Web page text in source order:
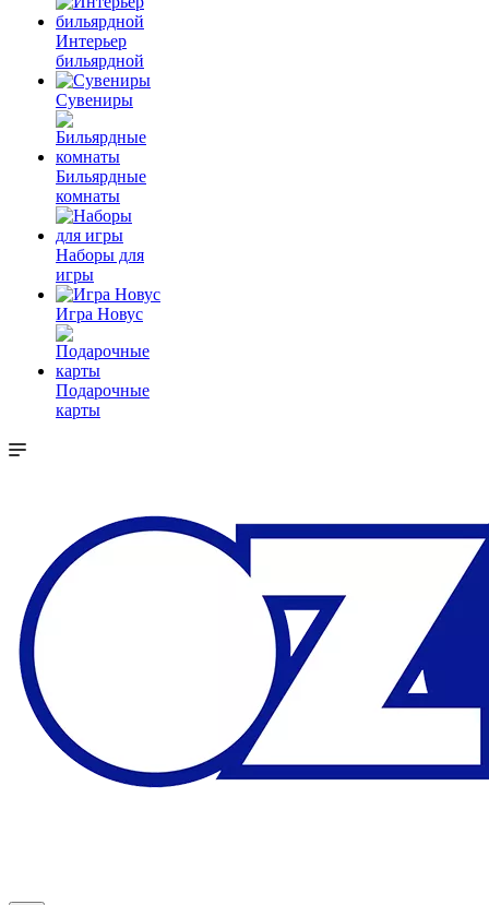
Интерьер
бильярдной
Сувениры
Бильярдные
комнаты
Наборы для
игры
Игра Новус
Подарочные
карты